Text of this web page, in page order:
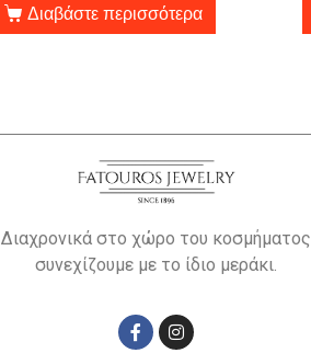
Διαβάστε περισσότερα
Διαχρονικά στο χώρο του κοσμήματος
συνεχίζουμε με το ίδιο μεράκι.